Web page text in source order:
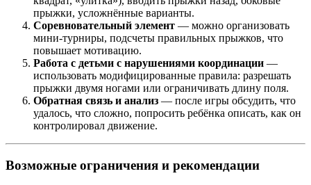
прыжки, усложнённые варианты.
Соревновательный элемент — можно организовать
мини-турниры, подсчеты правильных прыжков, что
повышает мотивацию.
Работа с детьми с нарушениями координации —
использовать модифицированные правила: разрешать
прыжки двумя ногами или ограничивать длину поля.
Обратная связь и анализ — после игры обсудить, что
удалось, что сложно, попросить ребёнка описать, как он
контролировал движение.
Возможные ограничения и рекомендации